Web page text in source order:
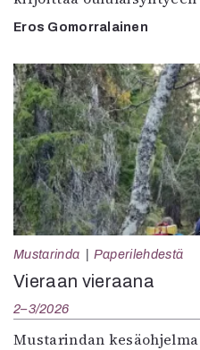
Eros Gomorralainen
Mustarinda Paperilehdestä
Vieraan vieraana
2–3/2026
Mustarindan